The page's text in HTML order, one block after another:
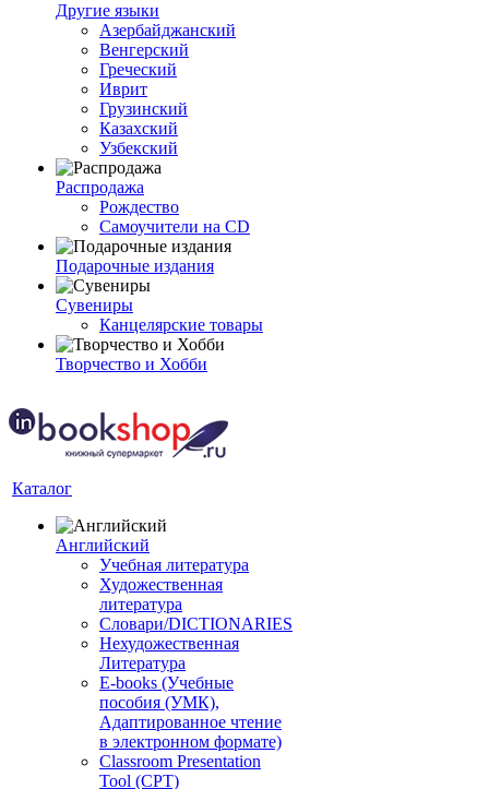
Другие языки
Азербайджанский
Венгерский
Греческий
Иврит
Грузинский
Казахский
Узбекский
Распродажа
Рождество
Самоучители на CD
Подарочные издания
Сувениры
Канцелярские товары
Творчество и Хобби
Каталог
Английский
Учебная литература
Художественная
литература
Словари/DICTIONARIES
Нехудожественная
Литература
E-books (Учебные
пособия (УМК),
Адаптированное чтение
в электронном формате)
Classroom Presentation
Tool (CPT)